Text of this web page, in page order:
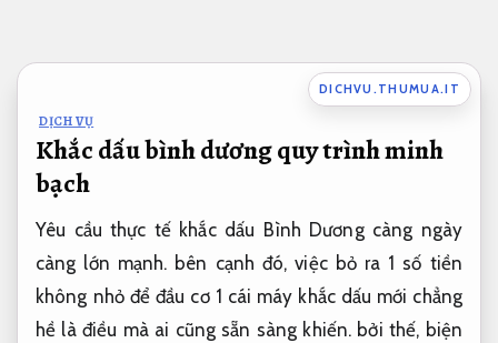
nội
dung
DICHVU.THUMUA.IT
DỊCH VỤ
Khắc dấu bình dương quy trình minh
bạch
Yêu cầu thực tế khắc dấu Bình Dương càng ngày
càng lớn mạnh. bên cạnh đó, việc bỏ ra 1 số tiền
không nhỏ để đầu cơ 1 cái máy khắc dấu mới chẳng
hề là điều mà ai cũng sẵn sàng khiến. bởi thế, biện